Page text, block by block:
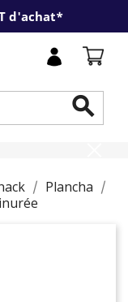
d'achat*

Plancha